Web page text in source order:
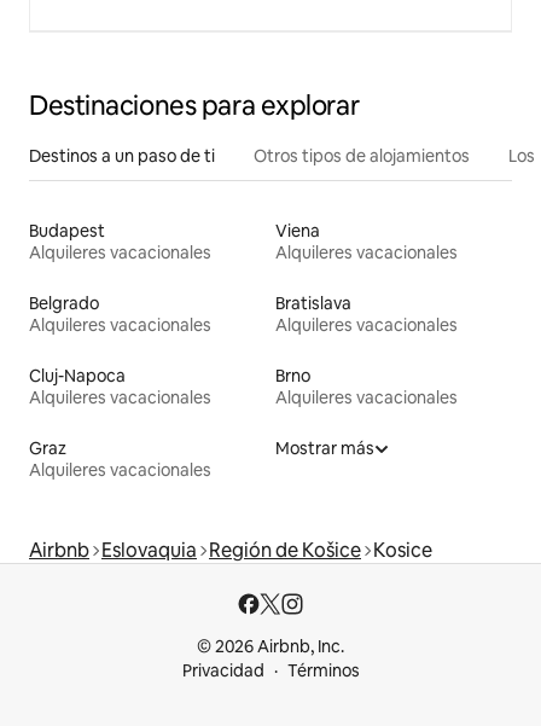
Destinaciones para explorar
Destinos a un paso de ti Otros tipos de alojamientos
Budapest
Alquileres vacacionales
Viena
Alquileres vacacionales
Belgrado
Alquileres vacacionales
Bratislava
Alquileres vacacionales
Cluj-Napoca
Alquileres vacacionales
Brno
Alquileres vacacionales
Graz
Alquileres vacacionales
Mostrar más
Airbnb Eslovaquia Región de Košice Kosice
© 2026 Airbnb, Inc.
Privacidad
Términos